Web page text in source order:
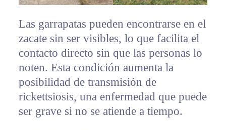
Las garrapatas pueden encontrarse en el
zacate sin ser visibles, lo que facilita el
contacto directo sin que las personas lo
noten. Esta condición aumenta la
posibilidad de transmisión de
rickettsiosis, una enfermedad que puede
ser grave si no se atiende a tiempo.